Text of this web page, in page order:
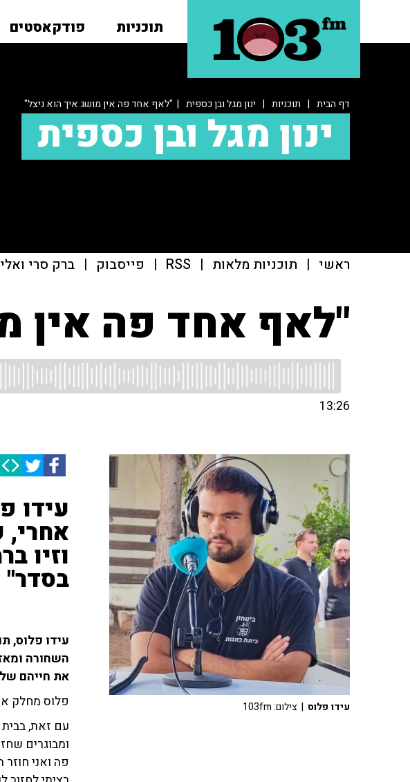
תוכניות פודקאסטים
דף הבית | תוכניות | ינון מגל ובן כספית | "לאף אחד פה אין מושג איך הוא ניצל"
ינון מגל ובן כספית
ראשי | תוכניות מלאות |
RSS
| פייסבוק | ברק סרי
"לאף אחד פה אין
13:26
עידו
אחרי,
וזיו
בסדר"
עידו פלוס,
את חייהם
פלוס מחלק
עם זאת,
ומבוגרים
פה ואני
עידו פלוס | צילום: 103fm